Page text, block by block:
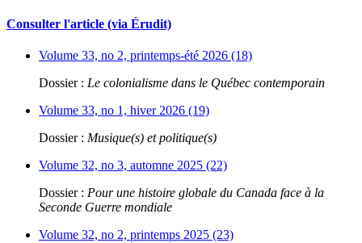
Consulter l'article (via Érudit)
Volume 33, no 2, printemps-été 2026 (18)
Dossier : Le colonialisme dans le Québec contemporain
Volume 33, no 1, hiver 2026 (19)
Dossier : Musique(s) et politique(s)
Volume 32, no 3, automne 2025 (22)
Dossier : Pour une histoire globale du Canada face à la
Seconde Guerre mondiale
Volume 32, no 2, printemps 2025 (23)